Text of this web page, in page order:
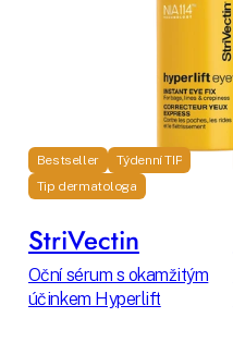
Bestseller
Týdenní TIP
Tip dermatologa
StriVectin
Oční sérum s okamžitým
účinkem Hyperlift